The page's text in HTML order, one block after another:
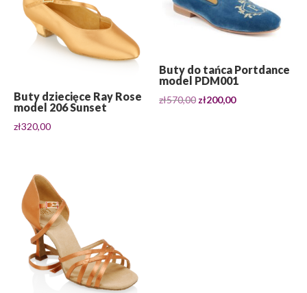
Buty dziecięce Ray Rose
model 206 Sunset
zł320,00
Buty do tańca Portdance
model PDM001
zł570,00 Pierwotna
zł200,00Aktualna